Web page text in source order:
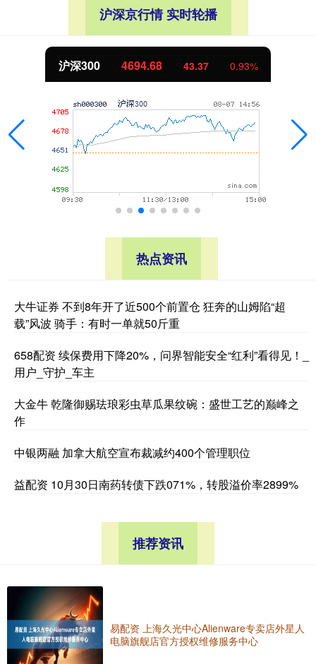
沪深京行情 实时轮播
北证50 1134.21 11.33 1.01%
热点资讯
大牛证券 不到8年开了近500个前置仓 狂奔的山姆陷“超
载”风波 骑手：有时一单就50斤重
658配资 续保费用下降20%，问界智能安全“红利”看得见！_
用户_守护_车主
大金牛 乾隆御赐珐琅彩虫草瓜果纹碗：盛世工艺的巅峰之
作
中银两融 加拿大航空宣布裁减约400个管理职位
益配资 10月30日南药转债下跌071%，转股溢价率2899%
推荐资讯
易配资 上海久光中心Alienware专卖店外星人
电脑旗舰店官方授权维修服务中心